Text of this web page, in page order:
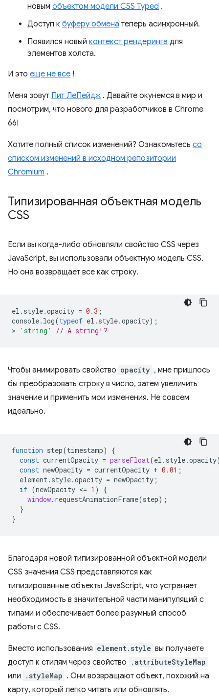
новым объектом модели CSS Typed .
Доступ к буферу обмена теперь асинхронный.
Появился новый контекст рендеринга для
элементов холста.
И это еще не все !
Меня зовут Пит ЛеПейдж . Давайте окунемся в мир и
посмотрим, что нового для разработчиков в Chrome
66!
Хотите полный список изменений? Ознакомьтесь со
списком изменений в исходном репозитории
Chromium .
Типизированная объектная модель
CSS
Если вы когда-либо обновляли свойство CSS через
JavaScript, вы использовали объектную модель CSS.
Но она возвращает все как строку.
el . style.opacity = 0.3 ;
console. log(typeof el . style.opacity);
>
'string' // A string!?
Чтобы анимировать свойство opacity , мне пришлось
бы преобразовать строку в число, затем увеличить
значение и применить мои изменения. Не совсем
идеально.
function step(timestamp)
{
const currentOpacity = parseFloat(el . style.opacity
const newOpacity = currentOpacity + 0.01 ;
element. style.opacity = newOpacity ;
if (newOpacity <= 1 )
{
window. requestAnimationFrame(step);
}
}
Благодаря новой типизированной объектной модели
CSS значения CSS представляются как
типизированные объекты JavaScript, что устраняет
необходимость в значительной части манипуляций с
типами и обеспечивает более разумный способ
работы с CSS.
Вместо использования element.style вы получаете
доступ к стилям через свойство
.attributeStyleMap
или .styleMap . Они возвращают объект, похожий на
карту, который легко читать или обновлять.